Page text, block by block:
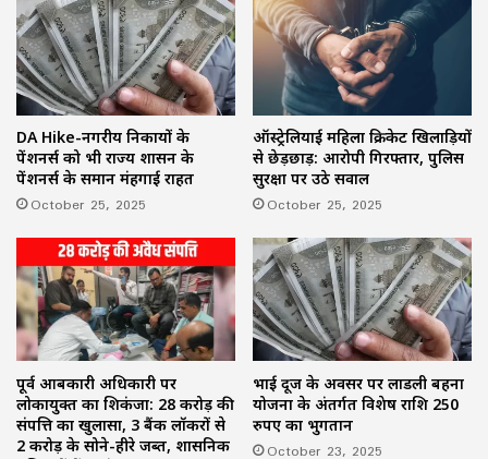
DA Hike-नगरीय निकायों के
पेंशनर्स को भी राज्य शासन के
पेंशनर्स के समान मंहगाई राहत
October 25, 2025
ऑस्ट्रेलियाई महिला क्रिकेट खिलाड़ियों
से छेड़छाड़: आरोपी गिरफ्तार, पुलिस
सुरक्षा पर उठे सवाल
October 25, 2025
पूर्व आबकारी अधिकारी पर
लोकायुक्त का शिकंजा: 28 करोड़ की
संपत्ति का खुलासा, 3 बैंक लॉकरों से
2 करोड़ के सोने-हीरे जब्त, प्रशासनिक
भाई दूज के अवसर पर लाडली बहना
योजना के अंतर्गत विशेष राशि 250
रुपए का भुगतान
October 23, 2025